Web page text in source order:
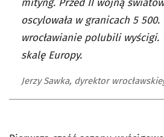
oscylowała w granicach 5 500.
wrocławianie polubili wyścigi.
skalę Europy.
Jerzy Sawka, dyrektor